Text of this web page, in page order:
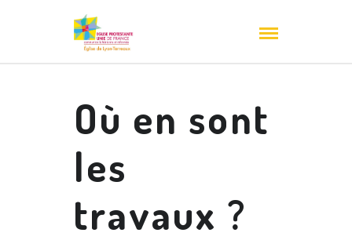
Où en sont
les
travaux ?